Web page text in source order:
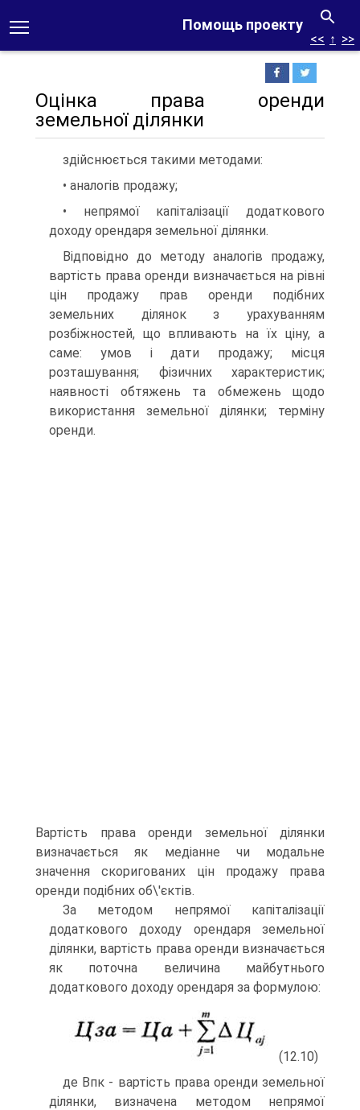
Помощь проекту
<< ↑ >>
Оцінка права оренди
земельної ділянки
здійснюється такими методами:
• аналогів продажу;
• непрямої капіталізації додаткового
доходу орендаря земельної ділянки.
Відповідно до методу аналогів продажу,
вартість права оренди визначається на рівні
цін продажу прав оренди подібних
земельних ділянок з урахуванням
розбіжностей, що впливають на їх ціну, а
саме: умов і дати продажу; місця
розташування; фізичних характеристик;
наявності обтяжень та обмежень щодо
викорис­тання земельної ділянки; терміну
оренди.
Вартість права оренди земельної ділянки
визначається як медіанне чи модальне
значення скоригованих цін продажу права
оренди подібних об\'єктів.
За методом непрямої капіталізації
додаткового доходу орендаря земельної
ділянки, вартість права оренди визначається
як поточна величина майбутнього
додаткового доходу орендаря за формулою:
(12.10)
де Впк - вартість права оренди земельної
ділянки, визначена методом непрямої